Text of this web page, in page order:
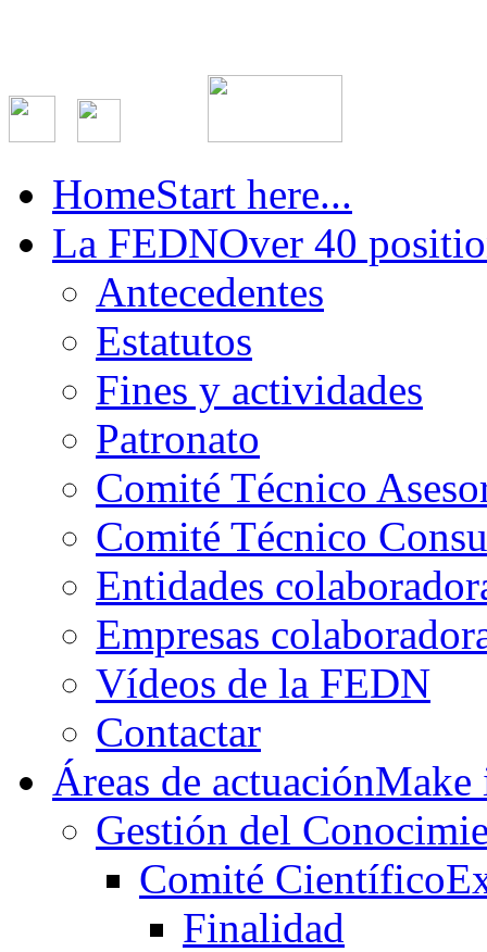
HomeStart here...
La FEDNOver 40
Antecedentes
Estatutos
Fines y actividades
Patronato
Comité Técnico
Comité Técnico
Entidades
Empresas
Vídeos de la FEDN
Contactar
Áreas de actuación
Gestión del
Comité Científico
Finalidad